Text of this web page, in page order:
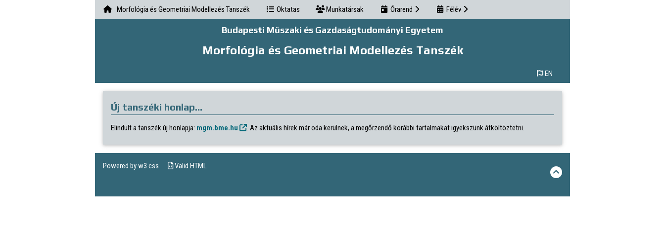
Morfológia és Geometriai Modellezés Tanszék Oktatas Munkatársak Órarend Félév
Budapesti Műszaki és Gazdaságtudományi Egyetem
Morfológia és Geometriai Modellezés Tanszék
EN
Új tanszéki honlap…
Elindult a tanszék új honlapja: mgm.bme.hu . Az aktuális hírek már oda kerülnek, a megőrzendő korábbi tartalmakat igyekszünk átköltöztetni.
Powered byw3.css Valid HTML